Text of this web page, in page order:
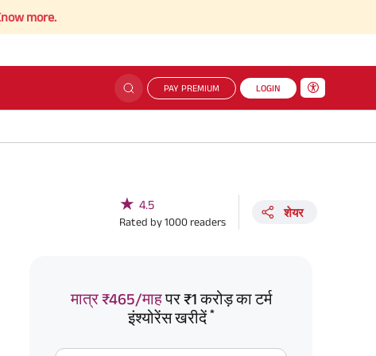
PAY PREMIUM LOGIN
★ 4.5
Rated by1000 readers
शेयर
मात्र ₹465/माहपर ₹1 करोड़ का टर्म
इंश्योरेंस खरीदें*